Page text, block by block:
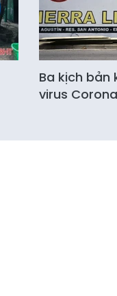
Ba kịch
virus Corona